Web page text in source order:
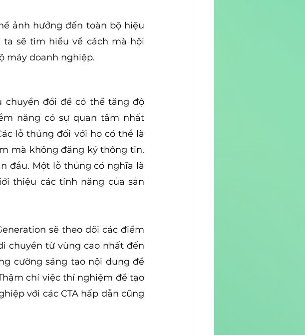
ảnh hưởng đến toàn bộ hiệu
sẽ tìm hiểu về cách mà hội
máy doanh nghiệp.
chuyển đổi để có thể tăng độ
năng có sự quan tâm nhất
lỗ thủng đối với họ có thể là
mà không đăng ký thông tin.
đầu. Một lỗ thủng có nghĩa là
thiệu các tính năng của sản
sẽ theo dõi các điểm
chuyển từ vùng cao nhất đến
cường sáng tạo nội dung để
chí việc thí nghiệm để tạo
với các CTA hấp dẫn cũng